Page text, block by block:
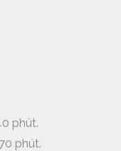
phút.
phút.